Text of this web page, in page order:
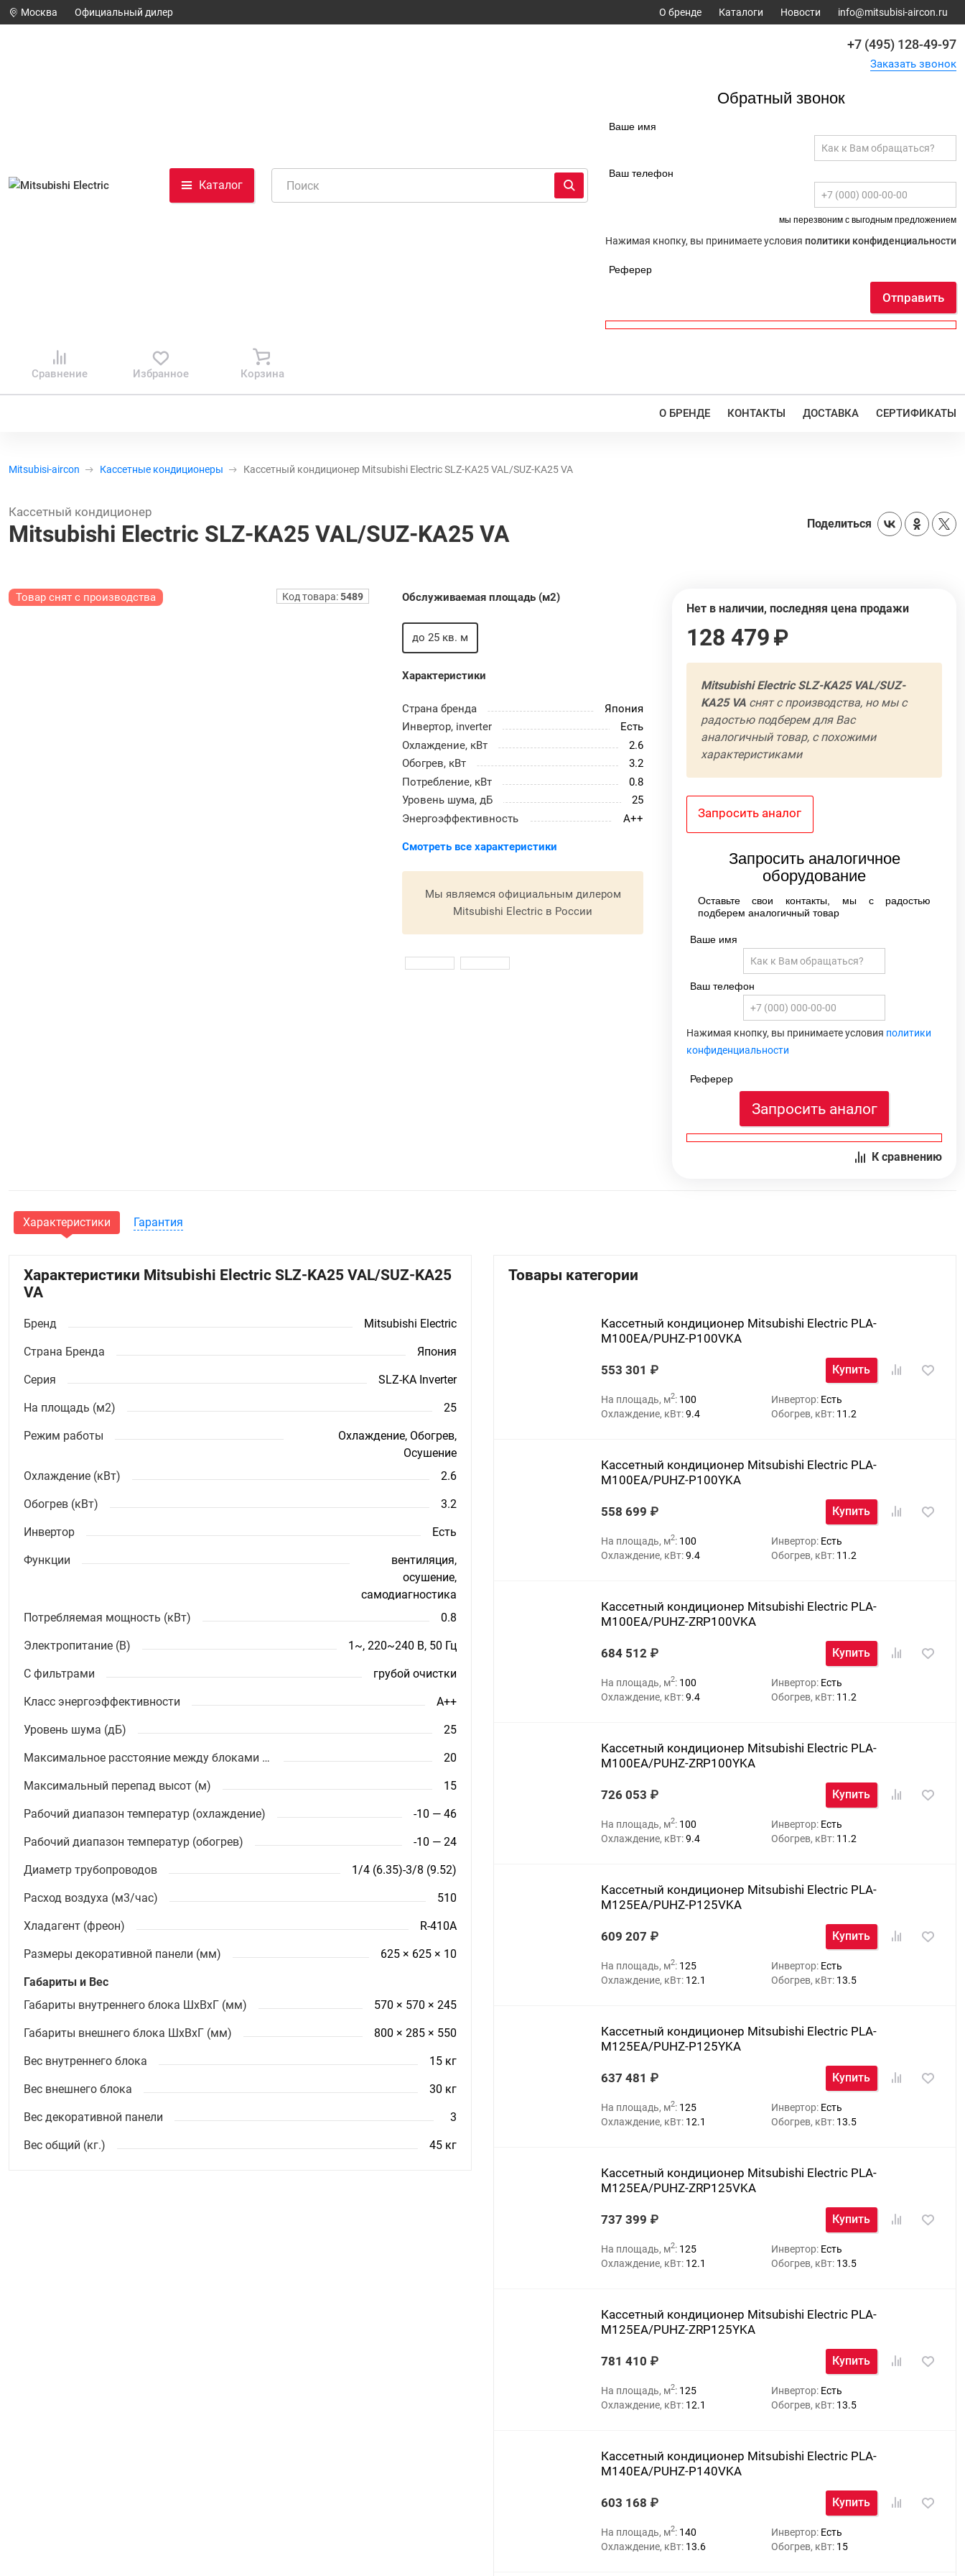
Москва Официальный дилер О бренде Каталоги Новости info@mitsubisi-aircon.ru
Каталог
+7 (495) 128-49-97
Заказать звонок
Обратный звонок
Ваше имя
Ваш телефон
мы перезвоним с выгодным предложением
Нажимая кнопку, вы принимаете условия политики конфиденциальности
Реферер
Отправить
Сравнение Избранное Корзина
О БРЕНДЕ КОНТАКТЫ ДОСТАВКА СЕРТИФИКАТЫ
Mitsubisi-aircon Кассетные кондиционеры Кассетный кондиционер Mitsubishi Electric SLZ-KА25 VAL/SUZ-KA25 VA
Кассетный кондиционер
Mitsubishi Electric SLZ-KА25 VAL/SUZ-KA25 VA Поделиться
Товар снят с производства Код товара:5489
Нет в наличии, последняя цена продажи
128 479
Mitsubishi Electric SLZ-KА25 VAL/SUZ-
KA25 VAcнят с производства, но мы с
радостью подберем для Вас
аналогичный товар, с похожими
характеристиками
Запросить аналог
Запросить аналогичное
оборудование
Оставьте свои контакты, мы с радостью
подберем аналогичный товар
Ваше имя
Ваш телефон
Нажимая кнопку, вы принимаете условия политики
конфиденциальности
Реферер
Запросить аналог
К сравнению
Обслуживаемая площадь (м2)
до 25 кв. м
Характеристики
Страна бренда
Япония
Инвертор, inverter
Есть
Охлаждение, кВт
2.6
Обогрев, кВт
3.2
Потребление, кВт
0.8
Уровень шума, дБ
25
Энергоэффективность
A++
Смотреть все характеристики
Мы являемся официальным дилером
Mitsubishi Electric в России
Характеристики Гарантия
Характеристики Mitsubishi Electric SLZ-KА25 VAL/SUZ-KA25
VA
Бренд Mitsubishi Electric
Страна Бренда Япония
Серия SLZ-KA Inverter
На площадь (м2) 25
Режим работы
Охлаждение, Обогрев,
Осушение
Охлаждение (кВт)
2.6
Обогрев (кВт) 3.2
Инвертор Есть
Функции
вентиляция,
осушение,
самодиагностика
Потребляемая мощность (кВт)
0.8
Электропитание (В) 1~, 220~240 В, 50 Гц
С фильтрами грубой очистки
Класс энергоэффективности A++
Уровень шума (дБ) 25
Максимальное расстояние между блоками (м) 20
Максимальный перепад высот (м) 15
Рабочий диапазон температур (охлаждение) -10 — 46
Рабочий диапазон температур (обогрев) -10 — 24
Диаметр трубопроводов 1/4 (6.35)-3/8 (9.52)
Расход воздуха (м3/час) 510
Хладагент (фреон) R-410A
Размеры декоративной панели (мм) 625 × 625 × 10
Габариты и Вес
Габариты внутреннего блока ШхВхГ (мм)
570 × 570 × 245
Габариты внешнего блока ШхВхГ (мм) 800 × 285 × 550
Вес внутреннего блока 15 кг
Вес внешнего блока 30 кг
Вес декоративной панели 3
Вес общий (кг.) 45 кг
Товары категории
Кассетный кондиционер Mitsubishi Electric PLA-
M100EA/PUHZ-P100VKA
553 301 Купить
На площадь, м2: 100 Инвертор: Есть
Охлаждение, кВт:9.4 Обогрев, кВт: 11.2
Кассетный кондиционер Mitsubishi Electric PLA-
M100EA/PUHZ-P100YKA
558 699 Купить
На площадь, м2: 100 Инвертор: Есть
Охлаждение, кВт:9.4 Обогрев, кВт: 11.2
Кассетный кондиционер Mitsubishi Electric PLA-
M100EA/PUHZ-ZRP100VKA
684 512 Купить
На площадь, м2: 100 Инвертор: Есть
Охлаждение, кВт:9.4 Обогрев, кВт: 11.2
Кассетный кондиционер Mitsubishi Electric PLA-
M100EA/PUHZ-ZRP100YKA
726 053 Купить
На площадь, м2: 100 Инвертор: Есть
Охлаждение, кВт:9.4 Обогрев, кВт: 11.2
Кассетный кондиционер Mitsubishi Electric PLA-
M125EA/PUHZ-P125VKA
609 207 Купить
На площадь, м2: 125 Инвертор: Есть
Охлаждение, кВт: 12.1 Обогрев, кВт: 13.5
Кассетный кондиционер Mitsubishi Electric PLA-
M125EA/PUHZ-P125YKA
637 481 Купить
На площадь, м2: 125 Инвертор: Есть
Охлаждение, кВт: 12.1 Обогрев, кВт: 13.5
Кассетный кондиционер Mitsubishi Electric PLA-
M125EA/PUHZ-ZRP125VKA
737 399 Купить
На площадь, м2: 125 Инвертор: Есть
Охлаждение, кВт: 12.1 Обогрев, кВт: 13.5
Кассетный кондиционер Mitsubishi Electric PLA-
M125EA/PUHZ-ZRP125YKA
781 410 Купить
На площадь, м2: 125 Инвертор: Есть
Охлаждение, кВт: 12.1 Обогрев, кВт: 13.5
Кассетный кондиционер Mitsubishi Electric PLA-
M140EA/PUHZ-P140VKA
603 168 Купить
На площадь, м2: 140 Инвертор: Есть
Охлаждение, кВт: 13.6 Обогрев, кВт: 15